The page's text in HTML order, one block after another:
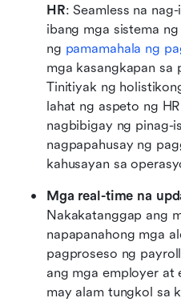
HR: Seamless na
ibang mga sistema
ng pamamahala ng
mga kasangkapan sa
Tinitiyak ng
lahat ng aspeto ng
nagbibigay ng pinag-
nagpapahusay ng
kahusayan sa
Mga real-time na
Nakakatanggap ang
napapanahong mga
pagproseso ng
ang mga employer at
may alam tungkol sa